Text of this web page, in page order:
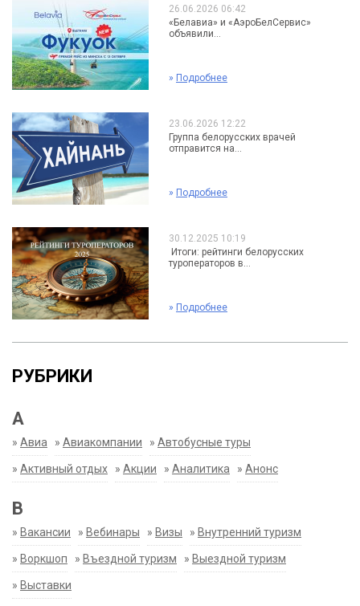
26.06.2026 06:42
«Белавиа» и «АэроБелСервис»
объявили...
» Подробнее
23.06.2026 12:22
Группа белорусских врачей
отправится на...
» Подробнее
30.12.2025 10:19
Итоги: рейтинги белорусских
туроператоров в...
» Подробнее
РУБРИКИ
А
» Авиа » Авиакомпании » Автобусные туры
» Активный отдых » Акции » Аналитика » Анонс
В
» Вакансии » Вебинары » Визы » Внутренний туризм
» Воркшоп » Въездной туризм » Выездной туризм
» Выставки